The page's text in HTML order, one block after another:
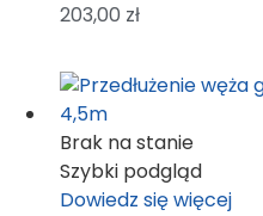
203,00 zł
Brak na stanie
Szybki podgląd
Dowiedz się więcej